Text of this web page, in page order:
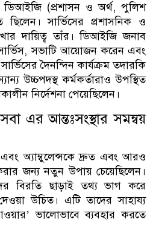
(প্রশাসন ও অর্থ, পুলিশ
সার্ভিসের প্রশাসনিক ও
দায়িত্ব তাঁর। ডিআইজি জনাব
সভাটি আয়োজন করেন এবং
দৈনন্দিন কার্যক্রম তদারকি
উচ্চপদস্থ কর্মকর্তারাও উপস্থিত
নির্দেশনা পেয়েছিলেন।
এর আন্তঃসংস্থার সমন্বয়
এবং অ্যাম্বুলেন্সকে দ্রুত এবং আরও
জন্য নতুন উপায় চেয়েছিলেন।
বিরতি ছাড়াই তথ্য ভাগ করে
উচিত। এটি তাদের সাহায্য
ভালোভাবে ব্যবহার করতে